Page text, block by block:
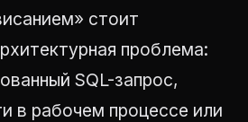
стоит
проблема:
SQL-запрос,
в рабочем процессе или